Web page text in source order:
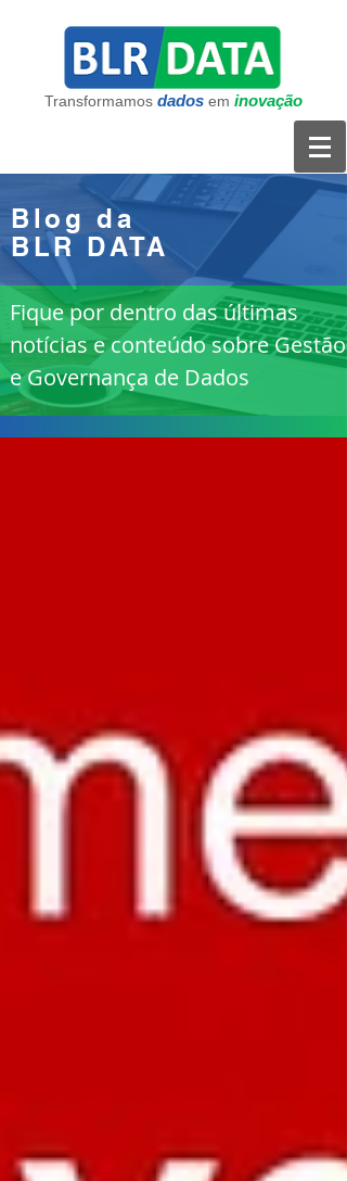
Transformamos dados em inovação
Blog da
BLR DATA
Fique por dentro das últimas
notícias e conteúdo sobre Gestão
e Governança de Dados